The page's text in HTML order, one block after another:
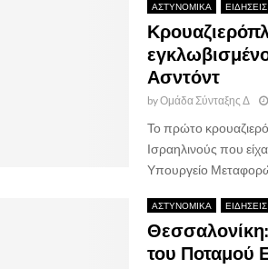
ΑΣΤΥΝΟΜΙΚΑ ΕΙΔΗΣΕΙΣ
Ασντόντ
byΟμάδα Σύνταξης Δ
Το πρώτο
Ισραηλινούς που
Υπουργείο
ΑΣΤΥΝΟΜΙΚΑ ΕΙΔΗΣΕΙΣ
του Ποταμού